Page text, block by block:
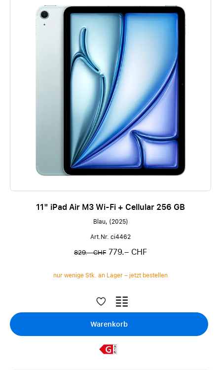
11" iPad Air M3 Wi-Fi + Cellular 256 GB
Blau, (2025)
Art.Nr. ci4462
829.– CHF 779.– CHF
nur wenige Stk. an Lager – jetzt bestellen
Warenkorb